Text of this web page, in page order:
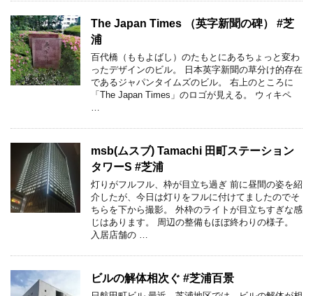
The Japan Times （英字新聞の碑） #芝
浦
百代橋（ももよばし）のたもとにあるちょっと変わ
ったデザインのビル。 日本英字新聞の草分け的存在
であるジャパンタイムズのビル。 右上のところに
「The Japan Times」のロゴが見える。 ウィキペ
msb(ムスブ) Tamachi 田町ステーション
タワーS #芝浦
灯りがフルフル、枠が目立ち過ぎ 前に昼間の姿を紹
介したが、今日は灯りをフルに付けてましたのでそ
ちらを下から撮影。 外枠のライトが目立ちすぎな感
じはあります。 周辺の整備もほぼ終わりの様子。
入居店舗の …
ビルの解体相次ぐ #芝浦百景